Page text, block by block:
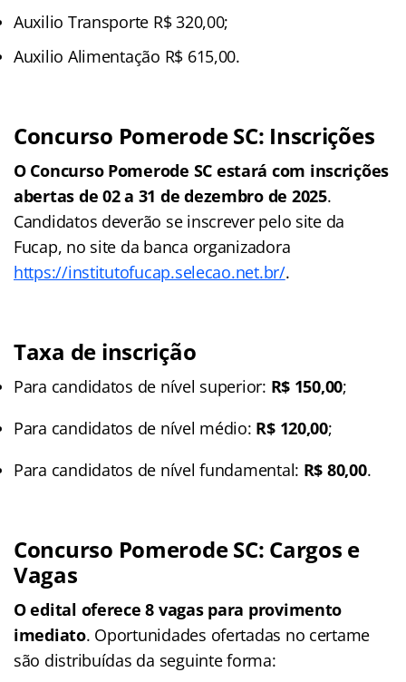
Auxilio Transporte R$ 320,00;
Auxilio Alimentação R$ 615,00.
Concurso Pomerode SC: Inscrições
O Concurso Pomerode SC estará com inscrições
abertas de 02 a 31 de dezembro de 2025.
Candidatos deverão se inscrever pelo site da
Fucap, no site da banca organizadora
https://institutofucap.selecao.net.br/.
Taxa de inscrição
Para candidatos de nível superior: R$ 150,00;
Para candidatos de nível médio: R$ 120,00;
Para candidatos de nível fundamental: R$ 80,00.
Concurso Pomerode SC: Cargos e
Vagas
O edital oferece 8 vagas para provimento
imediato. Oportunidades ofertadas no certame
são distribuídas da seguinte forma: